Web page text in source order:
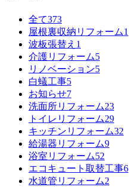
全て373
屋根裏収納リフォーム1
波板張替え 1
介護リフォーム5
リノベーション5
白蟻工事5
お知らせ7
洗面所リフォーム23
トイレリフォーム29
キッチンリフォーム32
給湯器リフォーム9
浴室リフォーム52
エコキュート取替工事6
水道管リフォーム2